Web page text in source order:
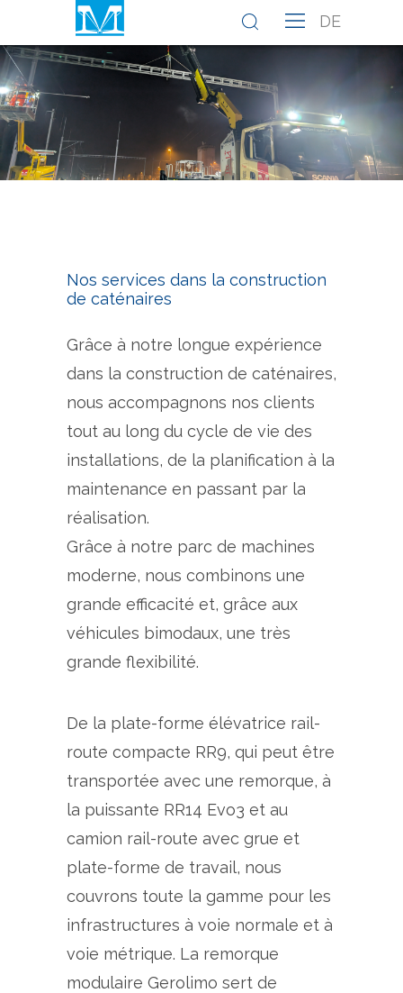
DE
Nos services dans la construction
de caténaires
Grâce à notre longue expérience
dans la construction de caténaires,
nous accompagnons nos clients
tout au long du cycle de vie des
installations, de la planification à la
maintenance en passant par la
réalisation.
Grâce à notre parc de machines
moderne, nous combinons une
grande efficacité et, grâce aux
véhicules bimodaux, une très
grande flexibilité.
De la plate-forme élévatrice rail-
route compacte RR9, qui peut être
transportée avec une remorque, à
la puissante RR14 Evo3 et au
camion rail-route avec grue et
plate-forme de travail, nous
couvrons toute la gamme pour les
infrastructures à voie normale et à
voie métrique. La remorque
modulaire Gerolimo sert de